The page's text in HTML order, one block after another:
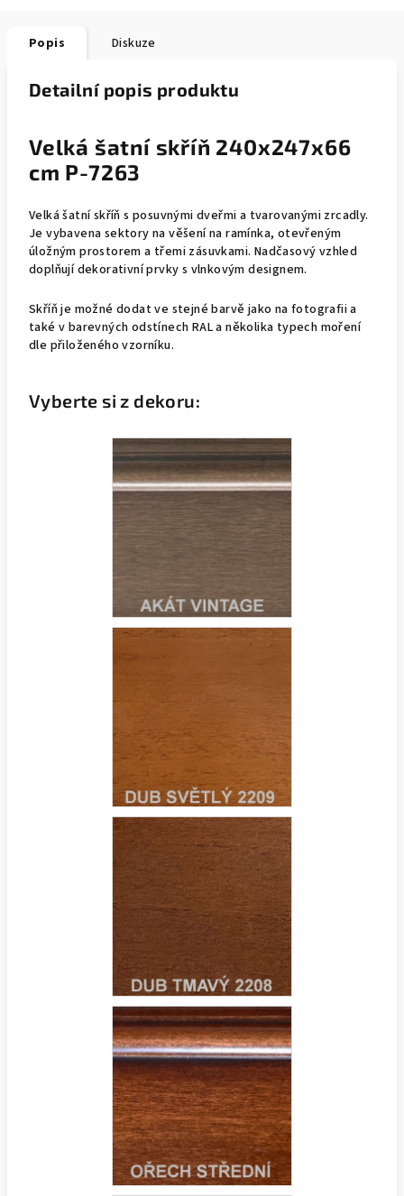
Popis Diskuze
Detailní popis produktu
Velká šatní skříň 240x247x66
cm P-7263
Velká šatní skříň s posuvnými dveřmi a tvarovanými zrcadly.
Je vybavena sektory na věšení na ramínka, otevřeným
úložným prostorem a třemi zásuvkami. Nadčasový vzhled
doplňují dekorativní prvky s vlnkovým designem.
Skříň je možné dodat ve stejné barvě jako na fotografii a
také v barevných odstínech RAL a několika typech moření
dle přiloženého vzorníku.
Vyberte si z dekoru: